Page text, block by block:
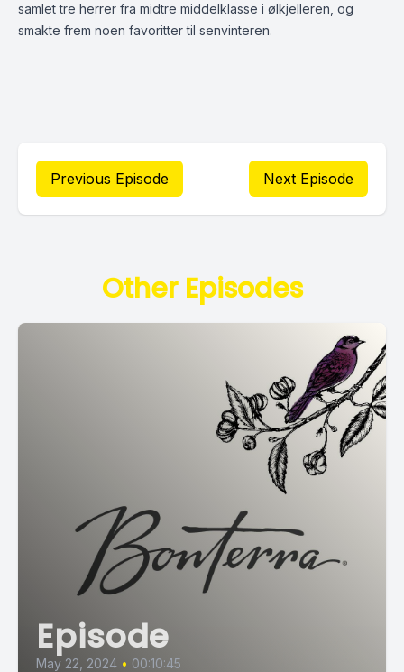
samlet tre herrer fra midtre middelklasse i ølkjelleren, og
smakte frem noen favoritter til senvinteren.
Previous Episode Next Episode
Other Episodes
Episode
May 22, 2024 • 00:10:45